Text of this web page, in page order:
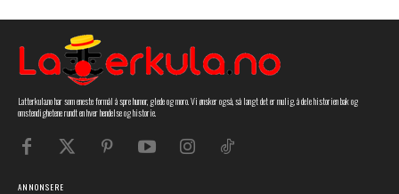
Latterkula.no har som eneste formål å spre humor, glede og moro. Vi ønsker også, så langt det er mulig, å dele historien bak og
omstendighetene rundt en hver hendelse og historie.
ANNONSERE